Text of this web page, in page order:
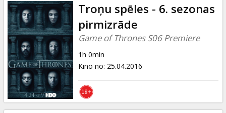
Troņu spēles - 6. sezonas
pirmizrāde
Game of Thrones S06 Premiere
1h 0min
Kino no: 25.04.2016